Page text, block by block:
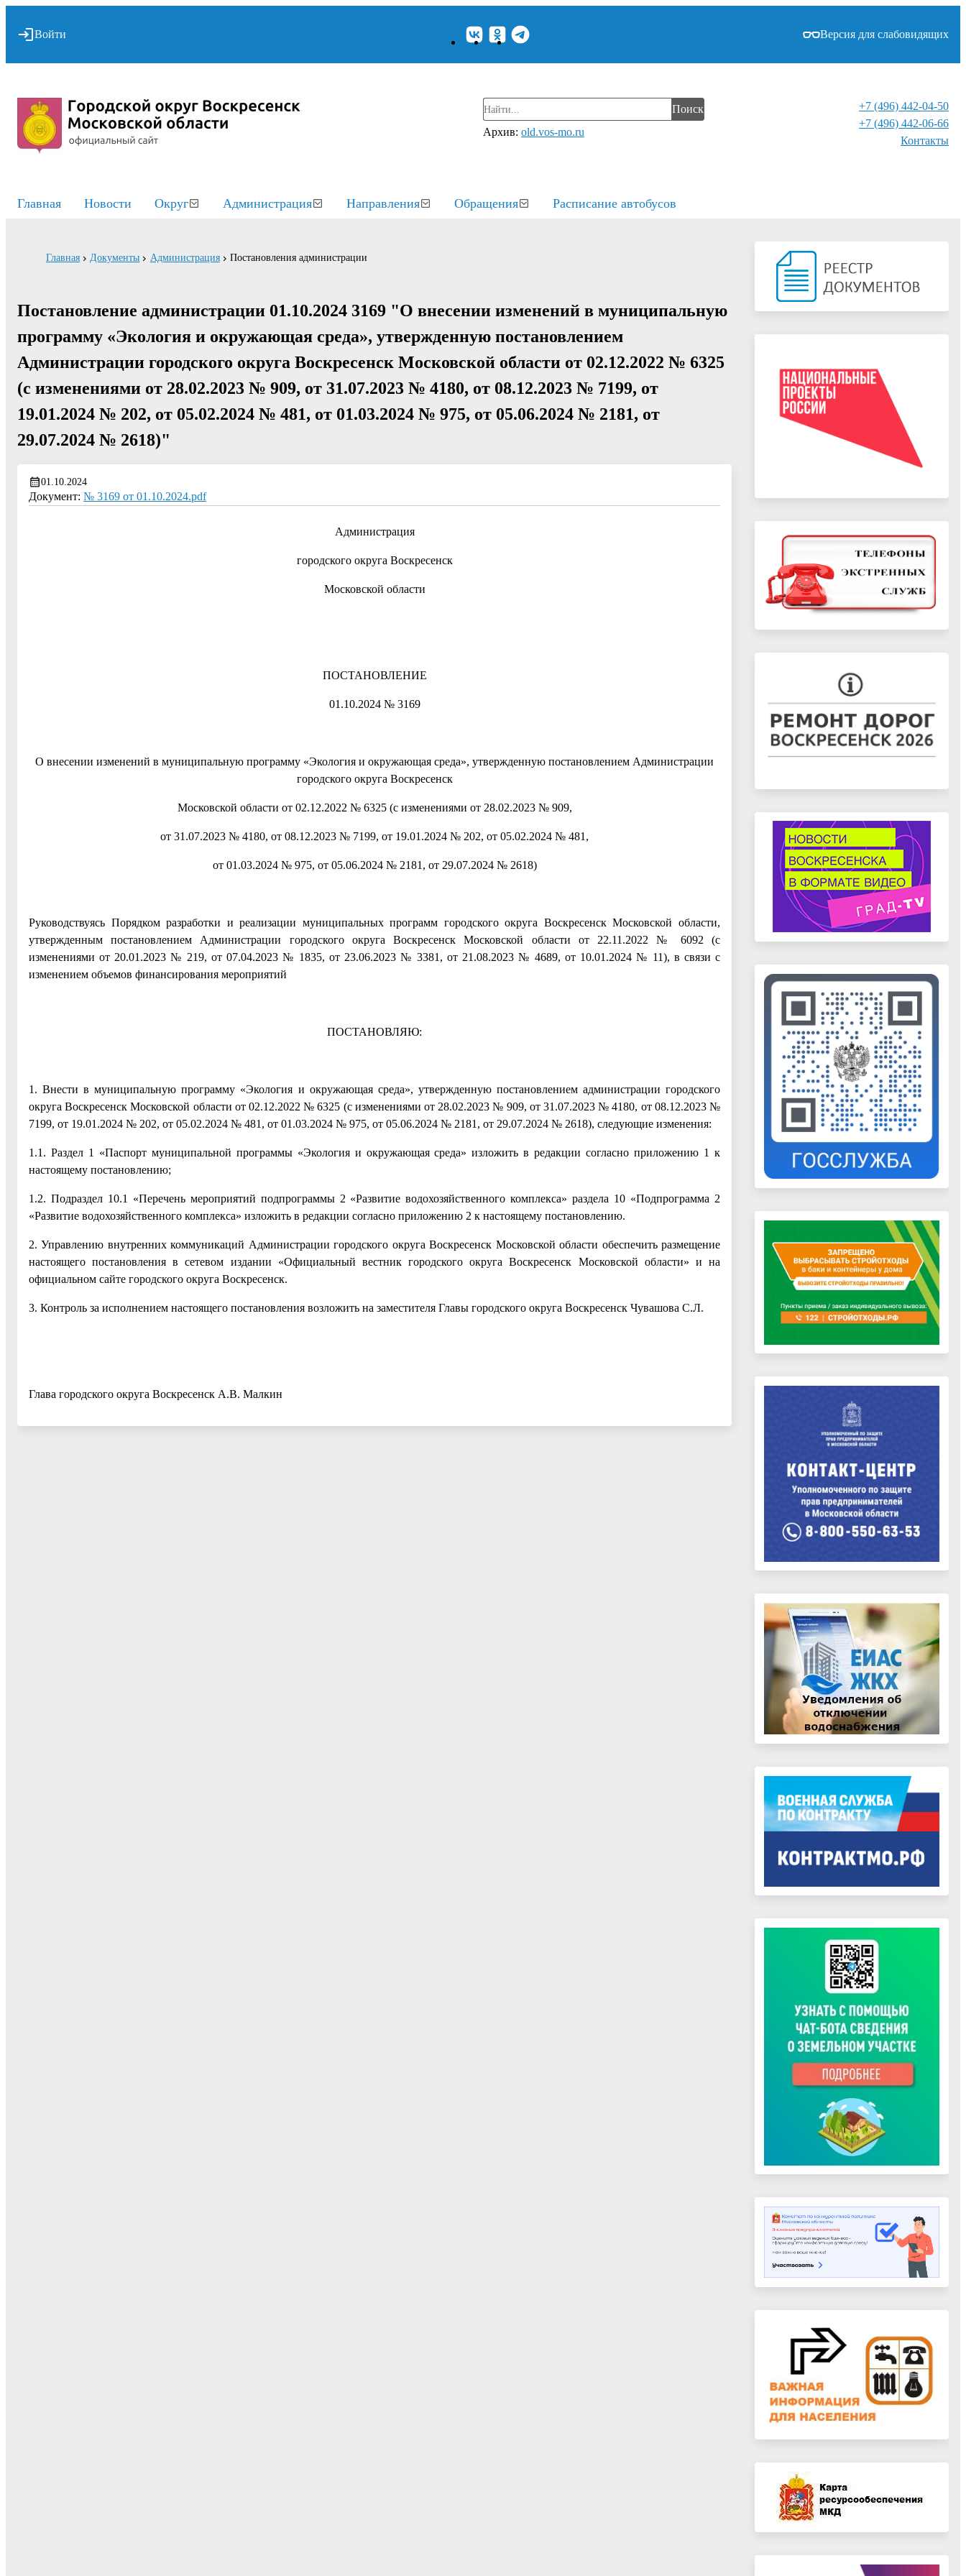
Войти Версия для слабовидящих
Поиск
Архив: old.vos-mo.ru
+7 (496) 442-04-50
+7 (496) 442-06-66
Контакты⁠
Главная Новости Округ Администрация Направления Обращения Расписание автобусов
Главная Документы Администрация Постановления администрации
Постановление администрации 01.10.2024 3169 "О внесении изменений в муниципальную
программу «Экология и окружающая среда», утвержденную постановлением
Администрации городского округа Воскресенск Московской области от 02.12.2022 № 6325
(с изменениями от 28.02.2023 № 909, от 31.07.2023 № 4180, от 08.12.2023 № 7199, от
19.01.2024 № 202, от 05.02.2024 № 481, от 01.03.2024 № 975, от 05.06.2024 № 2181, от
29.07.2024 № 2618)"
01.10.2024
Документ: № 3169 от 01.10.2024.pdf
Администрация
городского округа Воскресенск
Московской области
ПОСТАНОВЛЕНИЕ
01.10.2024 № 3169
О внесении изменений в муниципальную программу «Экология и окружающая среда», утвержденную постановлением Администрации
городского округа Воскресенск
Московской области от 02.12.2022 № 6325 (с изменениями от 28.02.2023 № 909,
от 31.07.2023 № 4180, от 08.12.2023 № 7199, от 19.01.2024 № 202, от 05.02.2024 № 481,
от 01.03.2024 № 975, от 05.06.2024 № 2181, от 29.07.2024 № 2618)
Руководствуясь Порядком разработки и реализации муниципальных программ городского округа Воскресенск Московской области,
утвержденным постановлением Администрации город­ского округа Воскресенск Московской области от 22.11.2022 № 6092 (с
изменениями от 20.01.2023 № 219, от 07.04.2023 № 1835, от 23.06.2023 № 3381, от 21.08.2023 № 4689, от 10.01.2024 № 11), в связи с
изменением объемов финансирования мероприятий
ПОСТАНОВЛЯЮ:
1. Внести в муниципальную программу «Экология и окружающая среда», утвержденную постановлением администрации городского
округа Воскресенск Московской области от 02.12.2022 № 6325 (с изменениями от 28.02.2023 № 909, от 31.07.2023 № 4180, от 08.12.2023 №
7199, от 19.01.2024 № 202, от 05.02.2024 № 481, от 01.03.2024 № 975, от 05.06.2024 № 2181, от 29.07.2024 № 2618), следующие изменения:
1.1. Раздел 1 «Паспорт муниципальной программы «Экология и окружающая среда» изложить в редакции согласно приложению 1 к
настоящему постановлению;
1.2. Подраздел 10.1 «Перечень мероприятий подпрограммы 2 «Развитие водохозяйственного комплекса» раздела 10 «Подпрограмма 2
«Развитие водохозяйственного комплекса» изложить в редакции согласно приложению 2 к настоящему постановлению.
2. Управлению внутренних коммуникаций Администрации городского округа Воскресенск Московской области обеспечить размещение
настоящего постановления в сетевом издании «Официальный вестник городского округа Воскресенск Московской области» и на
официальном сайте городского округа Воскресенск.
3. Контроль за исполнением настоящего постановления возложить на заместителя Главы городского округа Воскресенск Чувашова С.Л.
Глава городского округа Воскресенск А.В. Малкин